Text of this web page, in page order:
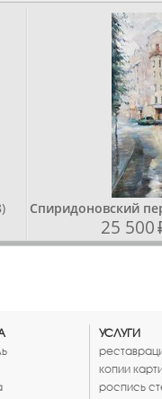
Спиридоновский
25 500
УСЛУГИ
копии
роспись